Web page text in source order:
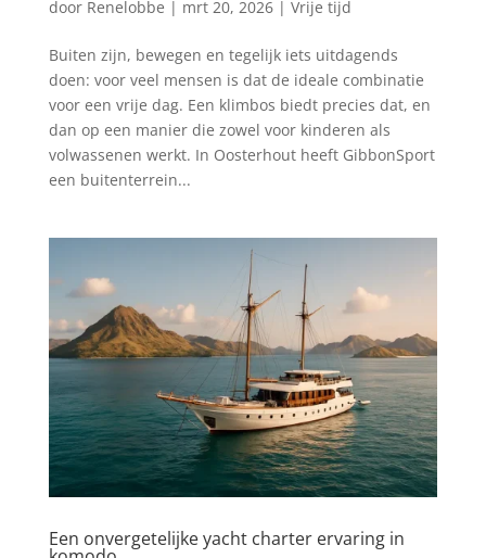
door Renelobbe | mrt 20, 2026| Vrije tijd
Buiten zijn, bewegen en tegelijk iets uitdagends
doen: voor veel mensen is dat de ideale combinatie
voor een vrije dag. Een klimbos biedt precies dat, en
dan op een manier die zowel voor kinderen als
volwassenen werkt. In Oosterhout heeft GibbonSport
een buitenterrein...
Een onvergetelijke yacht charter ervaring in